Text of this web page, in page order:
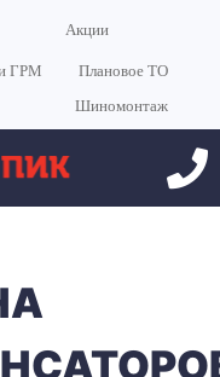
Акции
ГРМ
Плановое ТО
Шиномонтаж